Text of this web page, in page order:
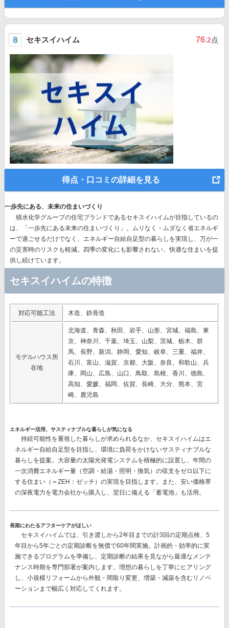
セキスイハイム 76.2点
得点・口コミの詳細を見る
一歩先にある、未来の住まいづくり
積水化学グループの住宅ブランドであるセキスイハイムが目指しているの
は、
「一歩先にある未来の住まいづくり」。 ムリなく・ムダなく省エネルギ
ーで過ごせるだけでなく、エネルギー自給自足型の暮らしを実現し、万が一
の災害時のリスクも軽減。四季の変化にも影響されない、快適な住まいを提
供し続けています。
セキスイハイムの特徴
対応可能工法 木造、鉄骨造
モデルハウス所
在地
北海道、青森、秋田、岩手、山形、宮城、福島、東
京、神奈川、千葉、埼玉、山梨、茨城、栃木、群
馬、長野、新潟、静岡、愛知、岐阜、三重、福井、
石川、富山、滋賀、京都、大阪、奈良、和歌山、兵
庫、岡山、広島、山口、鳥取、島根、香川、徳島、
高知、愛媛、福岡、佐賀、長崎、大分、熊本、宮
崎、鹿児島
エネルギー活用、サスティナブルな暮らしが気になる
持続可能性を重視した暮らしが求められるなか、セキスイハイムはエ
ネルギー自給自足型を目指し、環境に負荷をかけないサスティナブルな
暮らしを提案。大容量の太陽光発電システムを積極的に設置し、 年間の
一次消費エネルギー量（空調・給湯・照明・換気）の収支をゼロ以下に
する住まい（＝ZEH：ゼッチ）の実現を目指します。また、安い価格帯
の深夜電力を電力会社から購入し、翌日に備える 「蓄電池」 も活用。
長期にわたるアフターケアがほしい
セキスイハイムでは、 引き渡しから2年目までの計3回の定期点検、 5
年目から5年ごとの定期診断を無償で60年間実施。計画的・効率的に実
施できるプログラムを準備し、定期診断の結果を見ながら最適なメンテ
ナンス時期を専門部署が案内します。理想の暮らしを丁寧にヒアリング
し、小規模リフォームから外観・間取り変更、増築・減築を含むリノベ
ーションまで幅広く対応してくれます。